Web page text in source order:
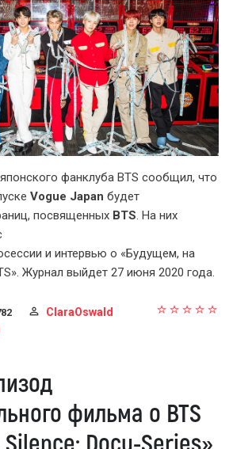
фанклуба BTS сообщил, что
Vogue Japan будет
посвященных BTS. На них
и интервью о «Будущем, на
Журнал выйдет 27 июня 2020 года.
ClaraOswald
фильма о BTS
Docu-Series»